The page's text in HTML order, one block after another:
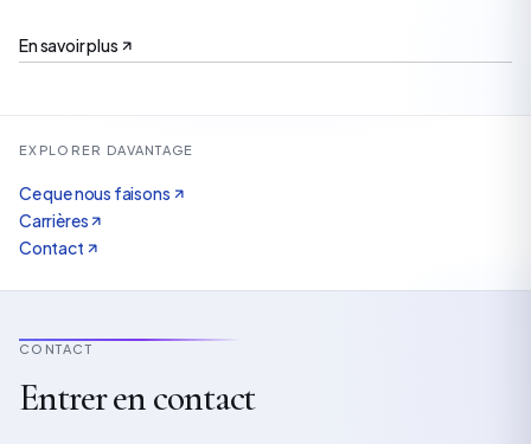
En savoir plus
EXPLORER DAVANTAGE
Ce que nous faisons
Carrières
Contact
CONTACT
Entrer en contact